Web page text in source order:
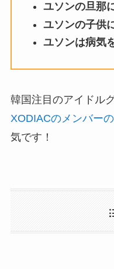
ユソンの旦那
ユソンの子供
ユソンは病気
韓国注目のアイドル
XODIACのメンバー
気です！